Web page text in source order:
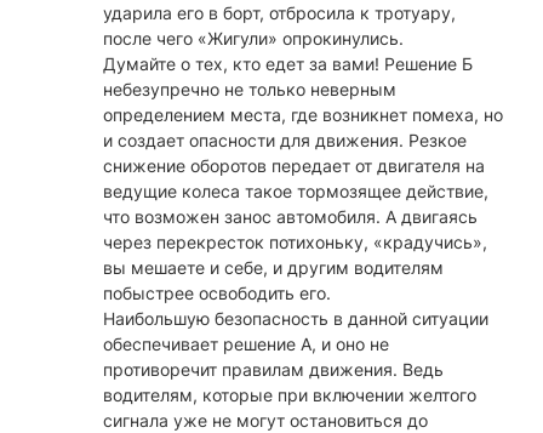
ударила его в борт, отбросила к тротуару,
после чего «Жигули» опрокинулись.
Думайте о тех, кто едет за вами! Решение Б
небезупречно не только неверным
определением места, где возникнет помеха, но
и создает опасности для движения. Резкое
снижение оборотов передает от двигателя на
ведущие колеса такое тормозящее действие,
что возможен занос автомобиля. А двигаясь
через перекресток потихоньку, «крадучись»,
вы мешаете и себе, и другим водителям
побыстрее освободить его.
Наибольшую безопасность в данной ситуации
обеспечивает решение А, и оно не
противоречит правилам движения. Ведь
водителям, которые при включении желтого
сигнала уже не могут остановиться до